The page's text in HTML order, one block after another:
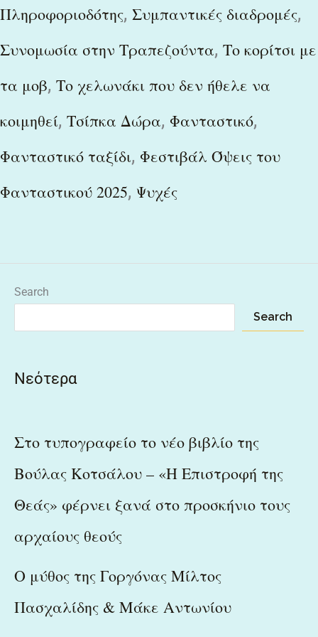
Πληροφοριοδότης, Συμπαντικές διαδρομές,
Συνομωσία στην Τραπεζούντα, Το κορίτσι με
τα μοβ, Το χελωνάκι που δεν ήθελε να
κοιμηθεί, Τσίπκα Δώρα, Φανταστικό,
Φανταστικό ταξίδι, Φεστιβάλ Όψεις του
Φανταστικού 2025, Ψυχές
Search
Search
Νεότερα
Στο τυπογραφείο το νέο βιβλίο της
Βούλας Κοτσάλου – «Η Επιστροφή της
Θεάς» φέρνει ξανά στο προσκήνιο τους
αρχαίους θεούς
Ο μύθος της Γοργόνας Μίλτος
Πασχαλίδης & Μάκε Αντωνίου